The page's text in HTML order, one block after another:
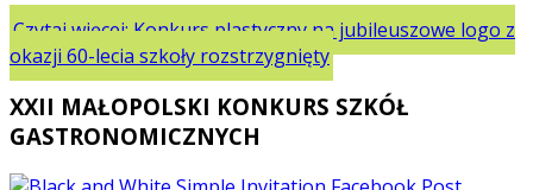
Czytaj więcej: Konkurs plastyczny na jubileuszowe logo z
okazji 60-lecia szkoły rozstrzygnięty
XXII MAŁOPOLSKI KONKURS SZKÓŁ
GASTRONOMICZNYCH